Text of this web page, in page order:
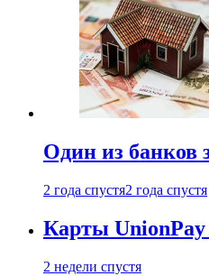
Один из банков
2 года спустя2 года спустя
Карты UnionPay
2 недели спустя